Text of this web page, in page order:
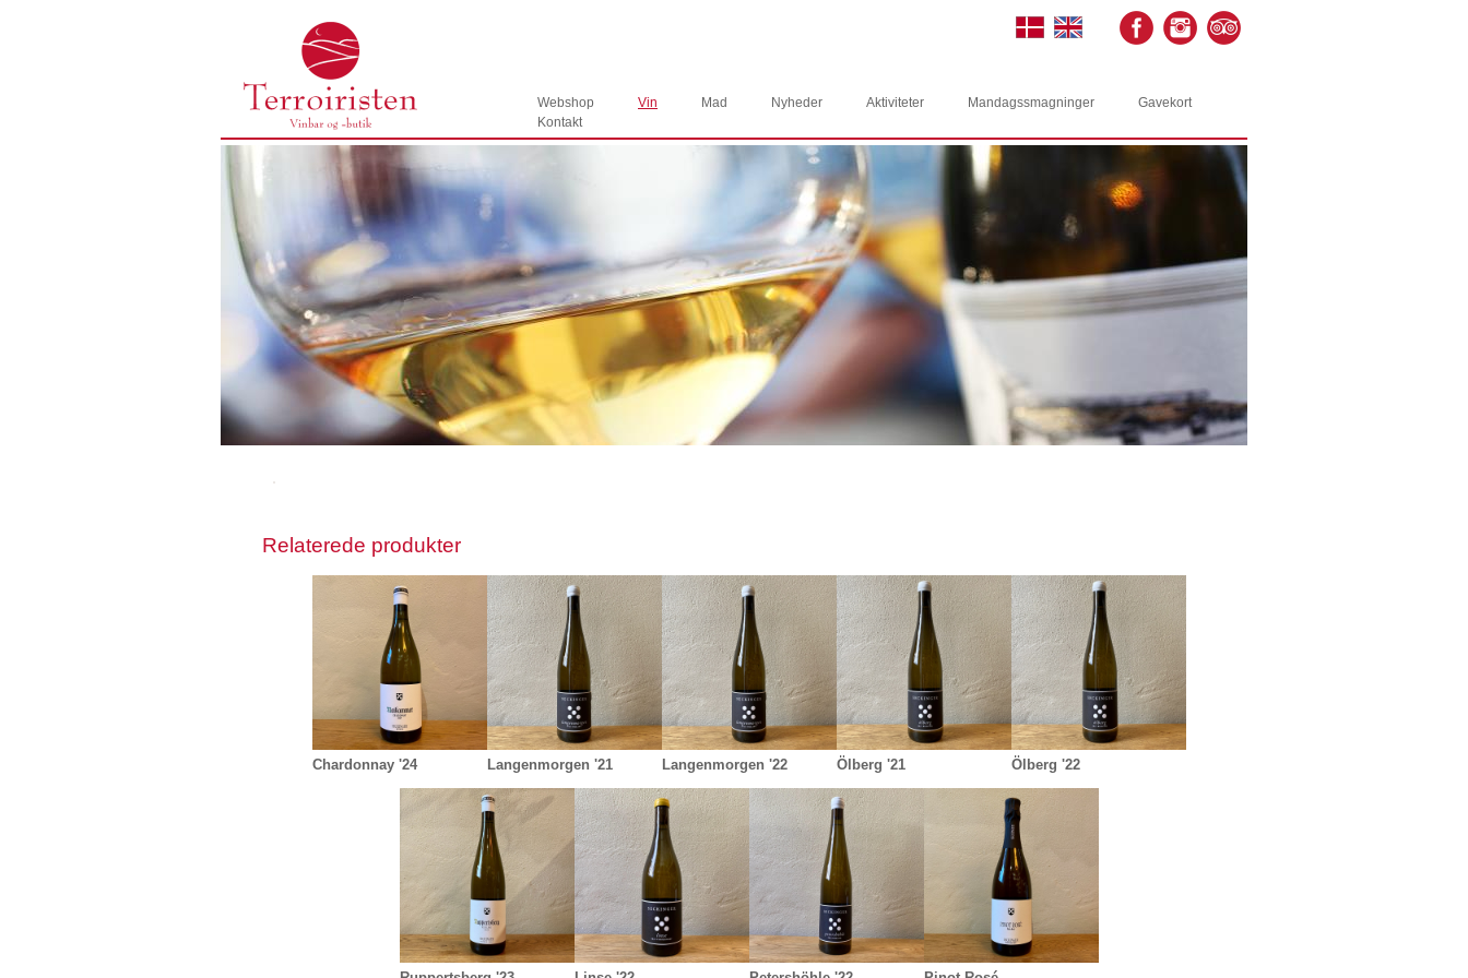
Webshop Vin Mad Nyheder Aktiviteter Mandagssmagninger
Gavekort
Kontakt
Relaterede produkter
Chardonnay '24 Langenmorgen '21 Langenmorgen '22 Ölberg '21 Ölberg '22